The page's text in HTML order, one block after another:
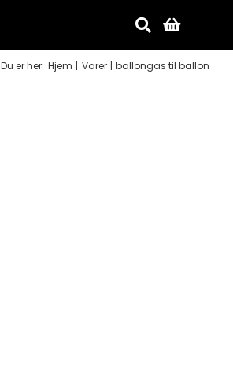
Du er her: Hjem Varer ballongas til ballon